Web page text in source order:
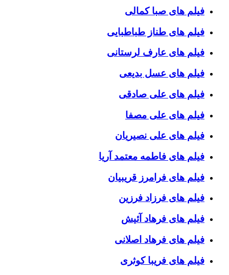
فیلم های صبا کمالی
فیلم های طناز طباطبایی
فیلم های عارف لرستانی
فیلم های عسل بدیعی
فیلم های علی صادقی
فیلم های علی مصفا
فیلم های علی نصیریان
فیلم های فاطمه معتمد آریا
فیلم های فرامرز قریبیان
فیلم های فرزاد فرزین
فیلم های فرهاد آئیش
فیلم های فرهاد اصلانی
فیلم های فریبا کوثری